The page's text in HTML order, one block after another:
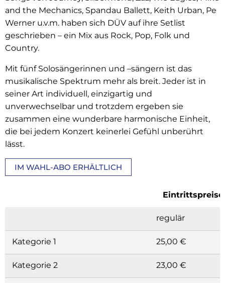
and the Mechanics, Spandau Ballett, Keith Urban, Pe
Werner u.v.m. haben sich DÜV auf ihre Setlist
geschrieben – ein Mix aus Rock, Pop, Folk und
Country.
Mit fünf Solosängerinnen und –sängern ist das
musikalische Spektrum mehr als breit. Jeder ist in
seiner Art individuell, einzigartig und
unverwechselbar und trotzdem ergeben sie
zusammen eine wunderbare harmonische Einheit,
die bei jedem Konzert keinerlei Gefühl unberührt
lässt.
IM WAHL-ABO ERHÄLTLICH
Eintrittspreise
regulär
Kategorie 1 25,00 €
Kategorie 2 23,00 €